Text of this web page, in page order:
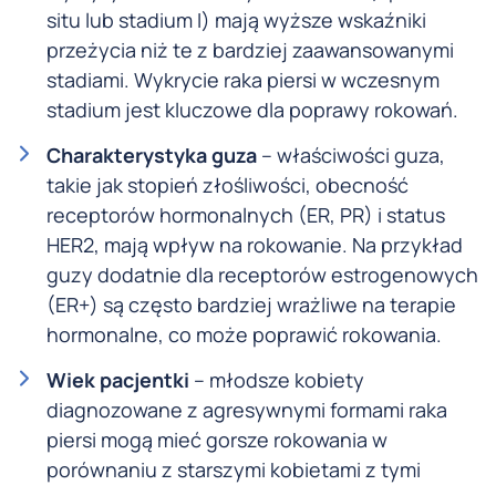
situ lub stadium I) mają wyższe wskaźniki
przeżycia niż te z bardziej zaawansowanymi
stadiami. Wykrycie raka piersi w wczesnym
stadium jest kluczowe dla poprawy rokowań.
Charakterystyka guza – właściwości guza,
takie jak stopień złośliwości, obecność
receptorów hormonalnych (ER, PR) i status
HER2, mają wpływ na rokowanie. Na przykład
guzy dodatnie dla receptorów estrogenowych
(ER+) są często bardziej wrażliwe na terapie
hormonalne, co może poprawić rokowania.
Wiek pacjentki – młodsze kobiety
diagnozowane z agresywnymi formami raka
piersi mogą mieć gorsze rokowania w
porównaniu z starszymi kobietami z tymi